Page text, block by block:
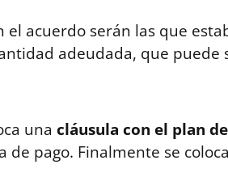
el acuerdo serán las que
adeudada, que puede
una cláusula con el plan
de pago. Finalmente se